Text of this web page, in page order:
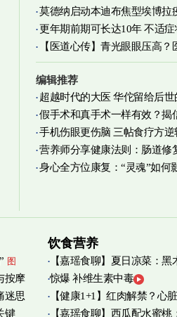
莫德纳启动本迪布焦型埃博拉
更年期前期可长达10年 不适
忍受 图
【医道心传】青光眼眼压高
图
编辑推荐
超越时代的大医 华佗留给后
假手术和真手术一样有效？揭
手机伤眼更伤脑 三帖食疗方
营养师分享健康法则：肠道修
实践 图
身心全方位康复：“灵魂”如何
图
按摩
迷思
键
饮食营养
【嘉瑶食聊】夏日凉菜：黑
烟清爽养心 图
惊爆 补维生素中毒
【健康1+1】红肉解禁？心
【嘉瑶食聊】西瓜配水蜜桃